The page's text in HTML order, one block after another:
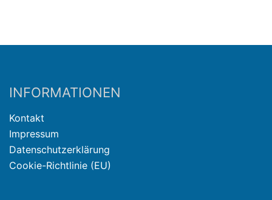
INFORMATIONEN
Kontakt
Impressum
Datenschutzerklärung
Cookie-Richtlinie (EU)